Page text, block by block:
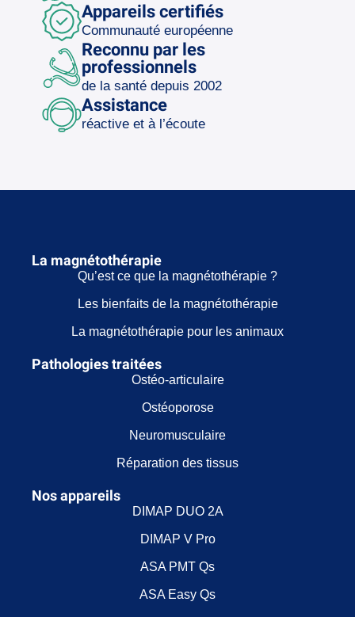
Appareils certifiés
Communauté européenne
Reconnu par les
professionnels
de la santé depuis 2002
Assistance
réactive et à l’écoute
La magnétothérapie
Qu’est ce que la magnétothérapie ?
Les bienfaits de la magnétothérapie
La magnétothérapie pour les animaux
Pathologies traitées
Ostéo-articulaire
Ostéoporose
Neuromusculaire
Réparation des tissus
Nos appareils
DIMAP DUO 2A
DIMAP V Pro
ASA PMT Qs
ASA Easy Qs